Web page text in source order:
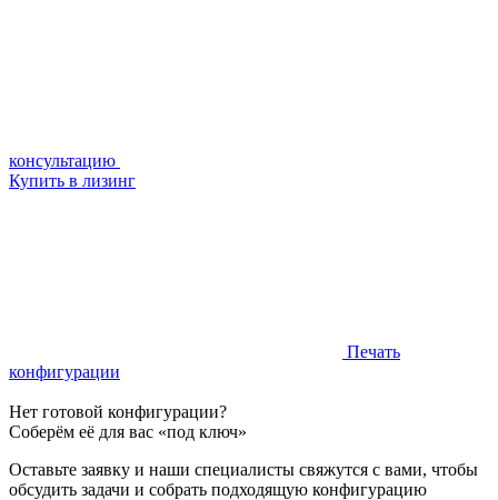
консультацию
Купить в лизинг
Печать
конфигурации
Нет готовой конфигурации?
Соберём её для вас «под ключ»
Оставьте заявку и наши специалисты свяжутся с вами, чтобы
обсудить задачи и собрать подходящую конфигурацию